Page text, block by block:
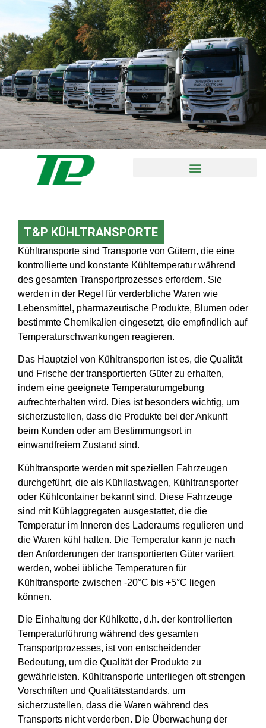
T&P KÜHLTRANSPORTE
Kühltransporte sind Transporte von Gütern, die eine
kontrollierte und konstante Kühltemperatur während
des gesamten Transportprozesses erfordern. Sie
werden in der Regel für verderbliche Waren wie
Lebensmittel, pharmazeutische Produkte, Blumen oder
bestimmte Chemikalien eingesetzt, die empfindlich auf
Temperaturschwankungen reagieren.
Das Hauptziel von Kühltransporten ist es, die Qualität
und Frische der transportierten Güter zu erhalten,
indem eine geeignete Temperaturumgebung
aufrechterhalten wird. Dies ist besonders wichtig, um
sicherzustellen, dass die Produkte bei der Ankunft
beim Kunden oder am Bestimmungsort in
einwandfreiem Zustand sind.
Kühltransporte werden mit speziellen Fahrzeugen
durchgeführt, die als Kühllastwagen, Kühltransporter
oder Kühlcontainer bekannt sind. Diese Fahrzeuge
sind mit Kühlaggregaten ausgestattet, die die
Temperatur im Inneren des Laderaums regulieren und
die Waren kühl halten. Die Temperatur kann je nach
den Anforderungen der transportierten Güter variiert
werden, wobei übliche Temperaturen für
Kühltransporte zwischen -20°C bis +5°C liegen
können.
Die Einhaltung der Kühlkette, d.h. der kontrollierten
Temperaturführung während des gesamten
Transportprozesses, ist von entscheidender
Bedeutung, um die Qualität der Produkte zu
gewährleisten. Kühltransporte unterliegen oft strengen
Vorschriften und Qualitätsstandards, um
sicherzustellen, dass die Waren während des
Transports nicht verderben. Die Überwachung der